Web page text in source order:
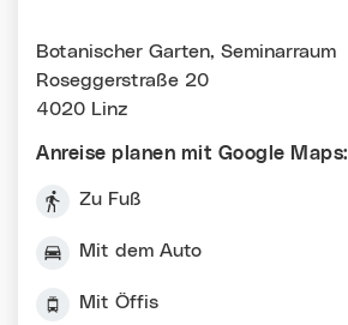
Botanischer Garten, Seminarraum
Roseggerstraße 20
4020 Linz
Anreise planen mit Google Maps:
Zu Fuß
Mit dem Auto
Mit Öffis